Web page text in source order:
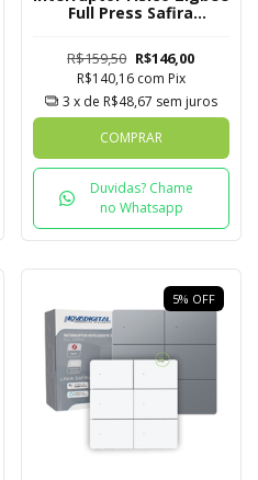
Full Press Safira
Tomada + USB C
R$159,50 R$146,00
R$140,16 com Pix
3 x de R$48,67 sem juros
COMPRAR
Duvidas? Chame
no Whatsapp
5% OFF